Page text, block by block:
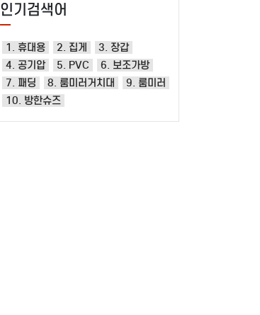
인기검색어
1. 휴대용 2. 집게
3. 장갑
4. 공기압
5. PVC
6. 보조가방
7. 패딩
8. 룸미러거치대
9. 룸미러
10. 방한슈즈